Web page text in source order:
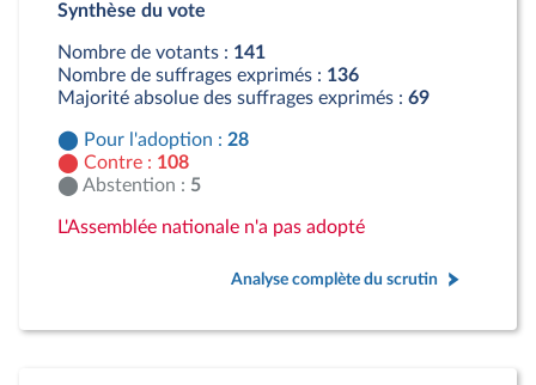
Contre : 108 députés
Synthèse du vote
Nombre de votants : 141
Nombre de suffrages exprimés : 136
Majorité absolue des suffrages exprimés : 69
Pour l'adoption : 28
Contre : 108
Abstention : 5
L'Assemblée nationale n'a pas adopté
Analyse complète du scrutin